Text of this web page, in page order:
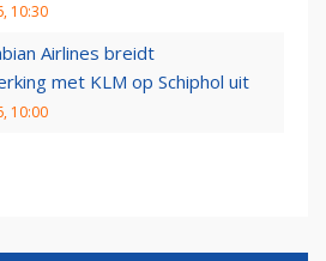
10:30
Airlines breidt
met KLM op Schiphol uit
10:00